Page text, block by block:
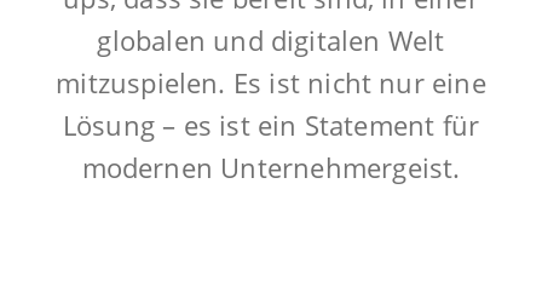
globalen und digitalen Welt
mitzuspielen. Es ist nicht nur eine
Lösung – es ist ein Statement für
modernen Unternehmergeist.